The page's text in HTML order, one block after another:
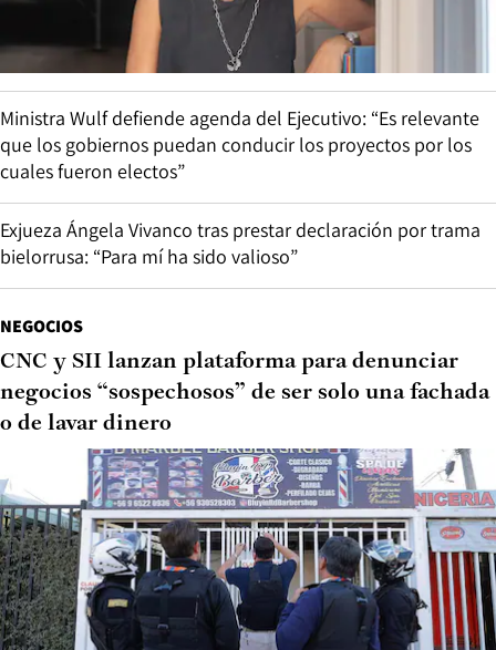
Ministra Wulf defiende agenda del Ejecutivo: “Es relevante
que los gobiernos puedan conducir los proyectos por los
cuales fueron electos”
Exjueza Ángela Vivanco tras prestar declaración por trama
bielorrusa: “Para mí ha sido valioso”
NEGOCIOS
CNC y SII lanzan plataforma para denunciar
negocios “sospechosos” de ser solo una fachada
o de lavar dinero